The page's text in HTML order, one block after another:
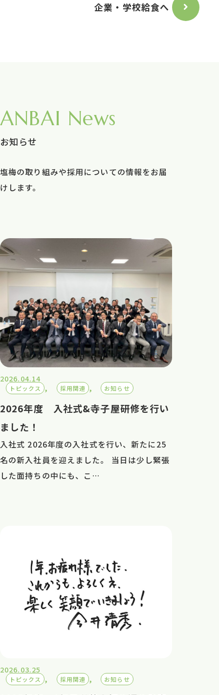
企業・学校給食へ
ANBAI News
お知らせ
塩梅の取り組みや採用についての情報をお届
けします。
2026.04.14
トピックス , 採用関連 , お知らせ
2026年度 入社式&寺子屋研修を行い
ました！
入社式 2026年度の入社式を行い、新たに25
名の新入社員を迎えました。 当日は少し緊張
した面持ちの中にも、こ…
2026.03.25
トピックス , 採用関連 , お知らせ